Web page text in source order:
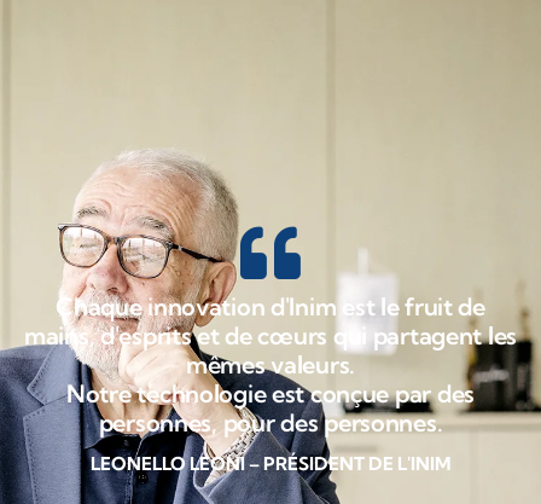
Chaque innovation d'Inim est le fruit de
mains, d'esprits et de cœurs qui partagent les
mêmes valeurs.
Notre technologie est conçue par des
personnes, pour des personnes.
LEONELLO LEONI – PRÉSIDENT DE L'INIM